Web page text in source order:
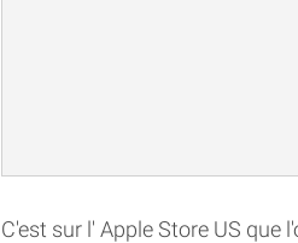
C'est sur l' Apple Store US que